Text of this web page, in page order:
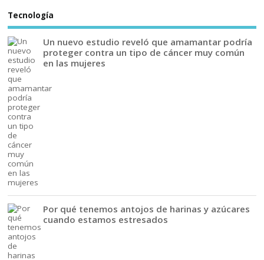
Tecnología
Un nuevo estudio reveló que amamantar podría
proteger contra un tipo de cáncer muy común
en las mujeres
Por qué tenemos antojos de harinas y azúcares
cuando estamos estresados